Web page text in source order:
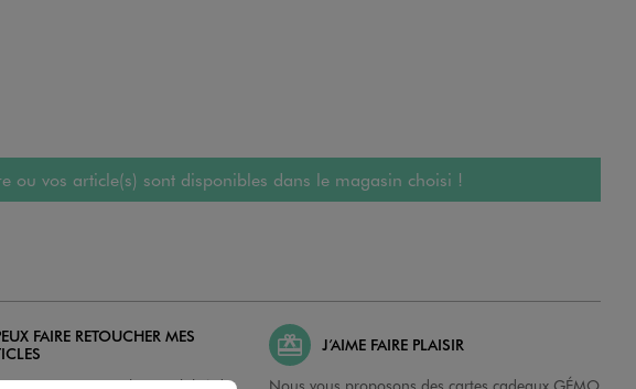
ou vos article(s) sont disponibles dans le magasin choisi !
FAIRE RETOUCHER MES
J’AIME FAIRE PLAISIR